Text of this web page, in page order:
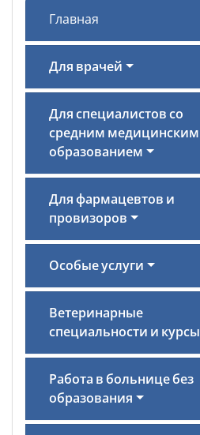
Главная
Для врачей
Для специалистов со
средним медицинским
образованием
Для фармацевтов и
провизоров
Особые услуги
Ветеринарные
специальности и курсы
Работа в больнице без
образования